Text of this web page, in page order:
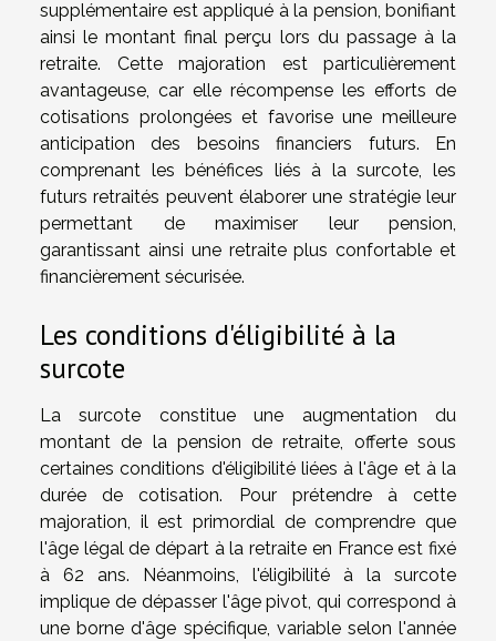
supplémentaire est appliqué à la pension, bonifiant
ainsi le montant final perçu lors du passage à la
retraite. Cette majoration est particulièrement
avantageuse, car elle récompense les efforts de
cotisations prolongées et favorise une meilleure
anticipation des besoins financiers futurs. En
comprenant les bénéfices liés à la surcote, les
futurs retraités peuvent élaborer une stratégie leur
permettant de maximiser leur pension,
garantissant ainsi une retraite plus confortable et
financièrement sécurisée.
Les conditions d'éligibilité à la
surcote
La surcote constitue une augmentation du
montant de la pension de retraite, offerte sous
certaines conditions d'éligibilité liées à l'âge et à la
durée de cotisation. Pour prétendre à cette
majoration, il est primordial de comprendre que
l'âge légal de départ à la retraite en France est fixé
à 62 ans. Néanmoins, l'éligibilité à la surcote
implique de dépasser l'âge pivot, qui correspond à
une borne d'âge spécifique, variable selon l'année